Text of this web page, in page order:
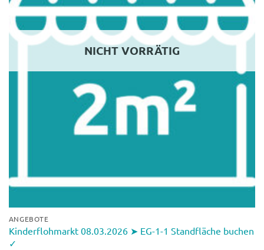
NICHT VORRÄTIG
ANGEBOTE
Kinderflohmarkt 08.03.2026 ➤ EG-1-1 Standfläche buchen
✓